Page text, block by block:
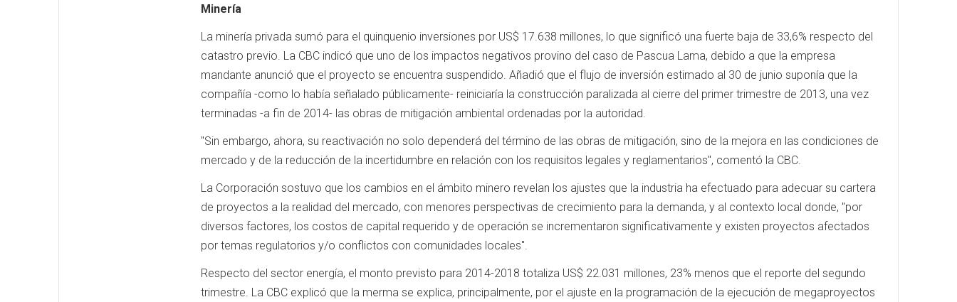
Minería
La minería privada sumó para el quinquenio inversiones por US$ 17.638 millones, lo que significó una fuerte baja de 33,6% respecto del
catastro previo. La CBC indicó que uno de los impactos negativos provino del caso de Pascua Lama, debido a que la empresa
mandante anunció que el proyecto se encuentra suspendido. Añadió que el flujo de inversión estimado al 30 de junio suponía que la
compañía -como lo había señalado públicamente- reiniciaría la construcción paralizada al cierre del primer trimestre de 2013, una vez
terminadas -a fin de 2014- las obras de mitigación ambiental ordenadas por la autoridad.
"Sin embargo, ahora, su reactivación no solo dependerá del término de las obras de mitigación, sino de la mejora en las condiciones de
mercado y de la reducción de la incertidumbre en relación con los requisitos legales y reglamentarios", comentó la CBC.
La Corporación sostuvo que los cambios en el ámbito minero revelan los ajustes que la industria ha efectuado para adecuar su cartera
de proyectos a la realidad del mercado, con menores perspectivas de crecimiento para la demanda, y al contexto local donde, "por
diversos factores, los costos de capital requerido y de operación se incrementaron significativamente y existen proyectos afectados
por temas regulatorios y/o conflictos con comunidades locales".
Respecto del sector energía, el monto previsto para 2014-2018 totaliza US$ 22.031 millones, 23% menos que el reporte del segundo
trimestre. La CBC explicó que la merma se explica, principalmente, por el ajuste en la programación de la ejecución de megaproyectos